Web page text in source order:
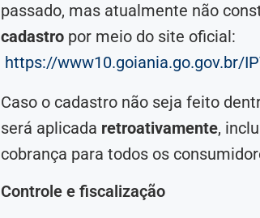
passado, mas atualmente não
cadastropor meio do site oficial:
https://www10.goiania.go.gov.br/
Caso o cadastro não seja feito
será aplicada retroativamente,
cobrança para todos os
Controle e fiscalização